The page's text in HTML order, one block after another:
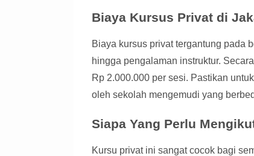
Biaya Kursus Privat di
Biaya kursus privat tergantung pada
hingga pengalaman instruktur.
Rp 2.000.000 per sesi. Pastikan
oleh sekolah mengemudi yang
Siapa Yang Perlu
Kursu privat ini sangat cocok bagi